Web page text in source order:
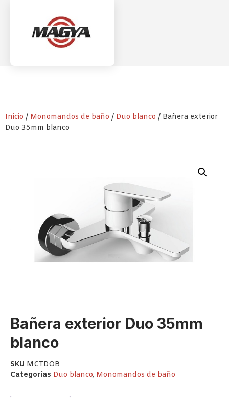
Inicio / Monomandos de baño / Duo blanco / Bañera exterior
Duo 35mm blanco
Bañera exterior Duo 35mm
blanco
SKU MCTDOB
Categorías Duo blanco, Monomandos de baño